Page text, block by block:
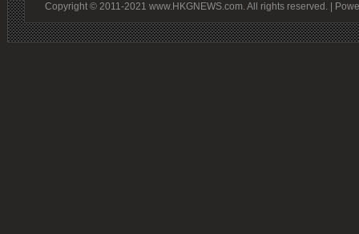
Copyright © 2011-2021 www.HKGNEWS.com. All rights reserved. |